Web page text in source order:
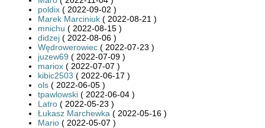
poldix ( 2022-09-02 )
Marek Marciniuk ( 2022-08-21 )
mnichu ( 2022-08-15 )
didzej ( 2022-08-06 )
Wędrowerowiec ( 2022-07-23 )
juzew69 ( 2022-07-09 )
mariox ( 2022-07-07 )
kibic2503 ( 2022-06-17 )
ols ( 2022-06-05 )
tpawlowski ( 2022-06-04 )
Latro ( 2022-05-23 )
Łukasz Marchewka ( 2022-05-16 )
Mario ( 2022-05-07 )